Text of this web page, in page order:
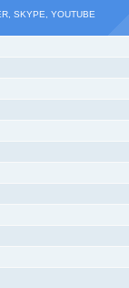
SKYPE, YOUTUBE